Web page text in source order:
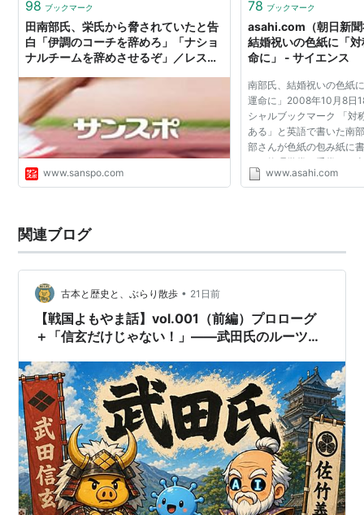
98 ブックマーク
田南部氏、栄氏から脅されていたと告
白「伊調のコーチを辞めろ」「ナショ
ナルチームを辞めさせるぞ」／レスリ
www.sanspo.com
78 ブックマーク
asahi.com（朝日新
結婚祝いの色紙に「
命に」 - サイエンス
南部氏、結婚祝いの色紙
運命に」2008年10月8日
シャルブックマーク 「対
ある」と英語で書いた南
部さんが色紙の包み紙に
ベル物理学賞を受賞した
近所づきあいで親しくな
www.asahi.com
関連ブログ
古本と歴史と、ぶらり散歩 • 21日前
【戦国よもやま話】vol.001（前編）プロローグ
＋「信玄だけじゃない！」——武田氏のルーツ